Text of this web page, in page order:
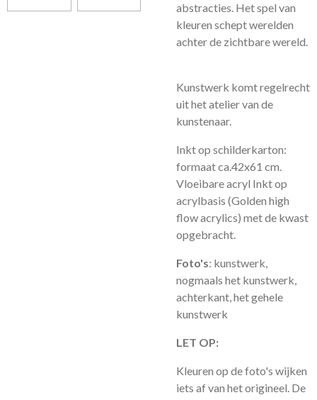
abstracties. Het spel van
kleuren schept werelden
achter de zichtbare wereld.
Kunstwerk komt regelrecht
uit het atelier van de
kunstenaar.
Inkt op schilderkarton:
formaat ca.42x61 cm.
Vloeibare acryl Inkt op
acrylbasis (Golden high
flow acrylics) met de kwast
opgebracht.
Foto's: kunstwerk,
nogmaals het kunstwerk,
achterkant, het gehele
kunstwerk
LET OP:
Kleuren op de foto's wijken
iets af van het origineel. De